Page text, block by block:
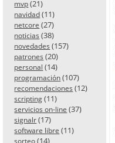
mvp (21)
navidad (11)
netcore (27)
noticias (38)
novedades (157)
patrones (20)
personal (14)
programación (107)
recomendaciones (12)
scripting (11)
servicios on-line (37)
signalr (17)
software libre (11)
sorteo (14)